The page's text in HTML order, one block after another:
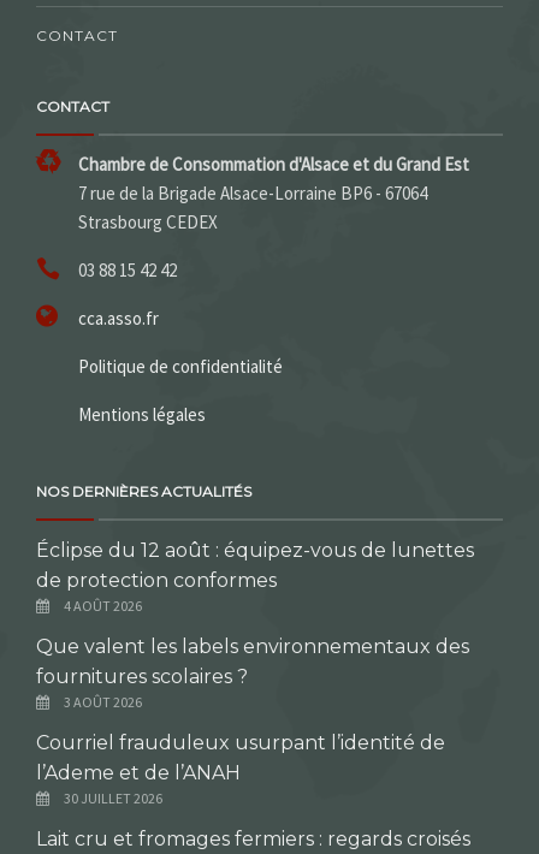
CONTACT
CONTACT
Chambre de Consommation d'Alsace et du Grand Est
7 rue de la Brigade Alsace-Lorraine BP6 - 67064
Strasbourg CEDEX
03 88 15 42 42
cca.asso.fr
Politique de confidentialité
Mentions légales
NOS DERNIÈRES ACTUALITÉS
Éclipse du 12 août : équipez-vous de lunettes
de protection conformes
4 AOÛT 2026
Que valent les labels environnementaux des
fournitures scolaires ?
3 AOÛT 2026
Courriel frauduleux usurpant l’identité de
l’Ademe et de l’ANAH
30 JUILLET 2026
Lait cru et fromages fermiers : regards croisés